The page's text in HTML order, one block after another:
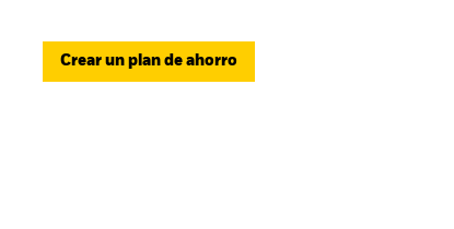
Crear un plan de ahorro